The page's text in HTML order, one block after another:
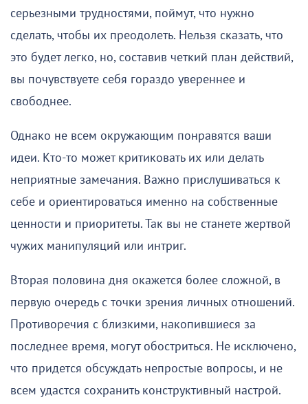
серьезными трудностями, поймут, что нужно
сделать, чтобы их преодолеть. Нельзя сказать, что
это будет легко, но, составив четкий план действий,
вы почувствуете себя гораздо увереннее и
свободнее.
Однако не всем окружающим понравятся ваши
идеи. Кто-то может критиковать их или делать
неприятные замечания. Важно прислушиваться к
себе и ориентироваться именно на собственные
ценности и приоритеты. Так вы не станете жертвой
чужих манипуляций или интриг.
Вторая половина дня окажется более сложной, в
первую очередь с точки зрения личных отношений.
Противоречия с близкими, накопившиеся за
последнее время, могут обостриться. Не исключено,
что придется обсуждать непростые вопросы, и не
всем удастся сохранить конструктивный настрой.